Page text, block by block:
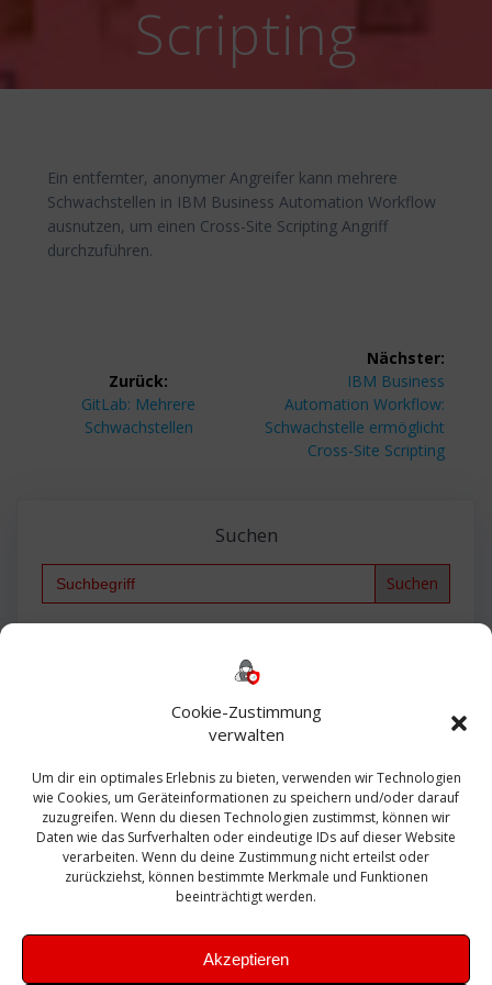
Cookie-Zustimmung
verwalten
Um dir ein optimales Erlebnis zu bieten, verwenden wir Technologien
wie Cookies, um Geräteinformationen zu speichern und/oder darauf
zuzugreifen. Wenn du diesen Technologien zustimmst, können wir
Daten wie das Surfverhalten oder eindeutige IDs auf dieser Website
verarbeiten. Wenn du deine Zustimmung nicht erteilst oder
zurückziehst, können bestimmte Merkmale und Funktionen
beeinträchtigt werden.
Akzeptieren
Scripting
Ein entfernter, anonymer Angreifer kann mehrere
Schwachstellen in IBM Business Automation Workflow
ausnutzen, um einen Cross-Site Scripting Angriff
durchzuführen.
Zurück:
Vorheriger
Beitrag:
GitLab: Mehrere
Schwachstellen
Nächster:
Nächster
Beitrag:
IBM Business
Automation Workflow:
Schwachstelle ermöglicht
Cross-Site Scripting
Suchen
Search
Bautagebuch
Exchange firewall Fritzbox
Microsoft
Sanierung SBS Security Server Sicherheit
Sicherung SIEM Sophos SSL Ubuntu
Update Upgrade UTM VCenter VCSA Veeam
VMWare VPN WAZUH Windows
Zertifikat